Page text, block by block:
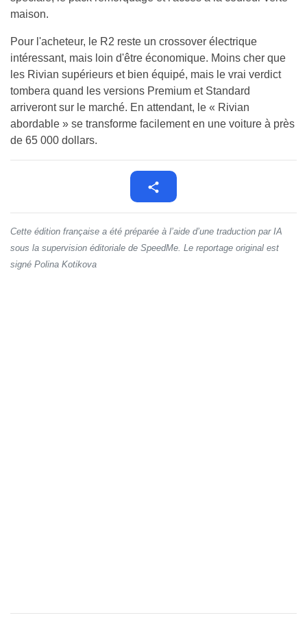
maison.
Pour l'acheteur, le R2 reste un crossover électrique
intéressant, mais loin d'être économique. Moins cher que
les Rivian supérieurs et bien équipé, mais le vrai verdict
tombera quand les versions Premium et Standard
arriveront sur le marché. En attendant, le « Rivian
abordable » se transforme facilement en une voiture à près
de 65 000 dollars.
Cette édition française a été préparée à l’aide d’une traduction par IA
sous la supervision éditoriale de SpeedMe. Le reportage original est
signé Polina Kotikova